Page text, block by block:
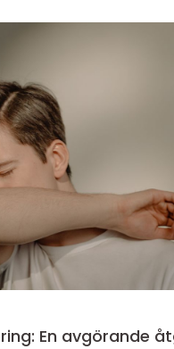
En avgörande